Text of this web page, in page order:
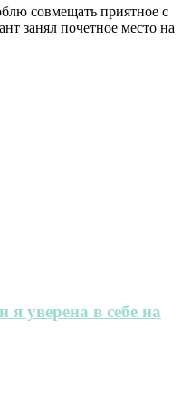
совмещать приятное с
занял почетное место на
уверена в себе на